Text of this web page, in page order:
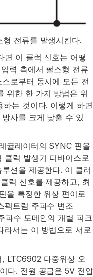
전류를 발생시킨다.
면 이 클럭 신호는 어떻
력 측에서 펄스형 전류
로부터 동시에 모든 전
위한 한 가지 방법은 위
는 것이다. 이렇게 하면
사를 크게 낮출 수 있
귤레이터의 SYNC 핀을
클럭 발생기 디바이스로
션을 제공한다. 이 클러
럭 신호를 제공하고, 최
을 특정한 위상 편이로
펙트럼 주파수 변조
파수 도메인의 개별 피크
라서는 이 방법으로 서로
LTC6902 다중위상 오
다. 전원 공급은 5V 전압